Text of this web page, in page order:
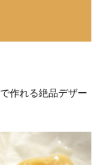
作れる絶品デザー